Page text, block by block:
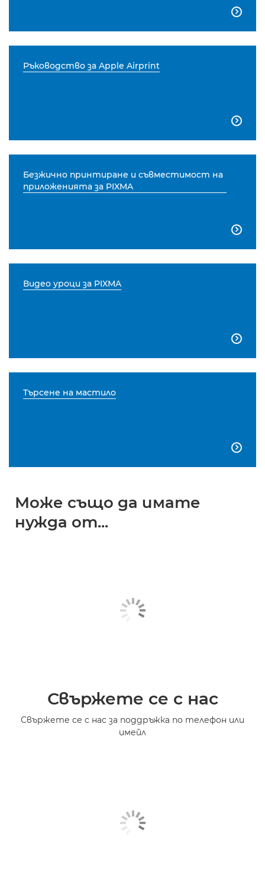

Ръководство за Apple Airprint

Безжично принтиране и съвместимост на
приложенията за PIXMA

Видео уроци за PIXMA

Търсене на мастило

Може също да имате
нужда от...
Свържете се с нас
Свържете се с нас за поддръжка по телефон или
имейл